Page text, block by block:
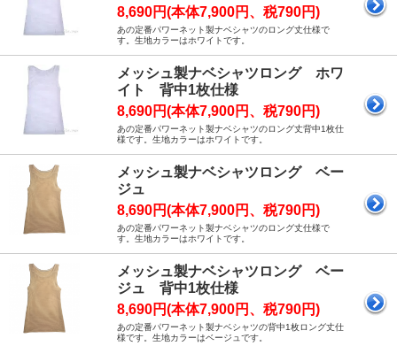
8,690円(本体7,900円、税790円)
あの定番パワーネット製ナベシャツのロング丈仕様で
す。生地カラーはホワイトです。
メッシュ製ナベシャツロング ホワ
イト 背中1枚仕様
8,690円(本体7,900円、税790円)
あの定番パワーネット製ナベシャツのロング丈背中1枚仕
様です。生地カラーはホワイトです。
メッシュ製ナベシャツロング ベー
ジュ
8,690円(本体7,900円、税790円)
あの定番パワーネット製ナベシャツのロング丈仕様で
す。生地カラーはホワイトです。
メッシュ製ナベシャツロング ベー
ジュ 背中1枚仕様
8,690円(本体7,900円、税790円)
あの定番パワーネット製ナベシャツの背中1枚ロング丈仕
様です。生地カラーはベージュです。